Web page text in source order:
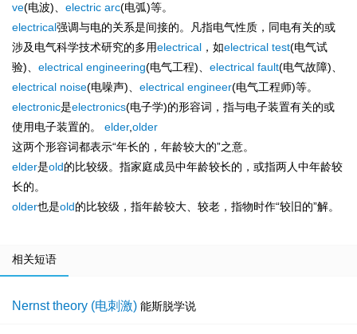
ve(电波)、 electric arc(电弧)等。
electrical强调与电的关系是间接的。凡指电气性质，同电有关的或
涉及电气科学技术研究的多用electrical ，如electrical test(电气试
验)、 electrical engineering(电气工程)、 electrical fault(电气故障)、
electrical noise(电噪声)、 electrical engineer(电气工程师)等。
electronic是electronics(电子学)的形容词，指与电子装置有关的或
使用电子装置的。 elder,older
这两个形容词都表示“年长的，年龄较大的”之意。
elder是old的比较级。指家庭成员中年龄较长的，或指两人中年龄较
长的。
older也是old的比较级，指年龄较大、较老，指物时作“较旧的”解。
相关短语
Nernst theory (电刺激) 能斯脱学说